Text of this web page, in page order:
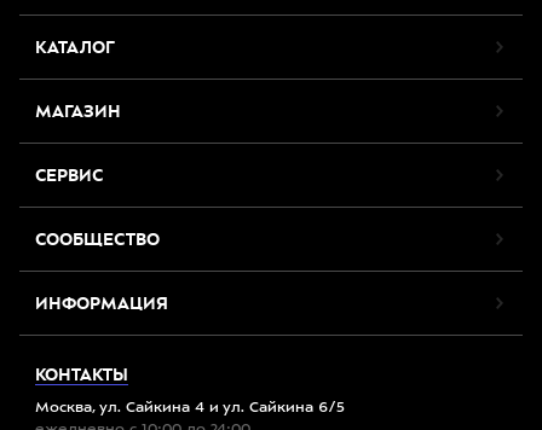
КАТАЛОГ
МАГАЗИН
СЕРВИС
СООБЩЕСТВО
ИНФОРМАЦИЯ
КОНТАКТЫ
Москва, ул. Сайкина 4 и ул. Сайкина 6/5